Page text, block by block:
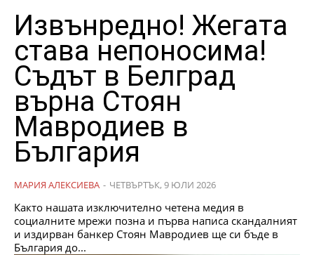
Извънредно! Жегата
става непоносима!
Съдът в Белград
върна Стоян
Мавродиев в
България
МАРИЯ АЛЕКСИЕВА - ЧЕТВЪРТЪК, 9 ЮЛИ 2026
Както нашата изключително четена медия в
социалните мрежи позна и първа написа скандалният
и издирван банкер Стоян Мавродиев ще си бъде в
България до...